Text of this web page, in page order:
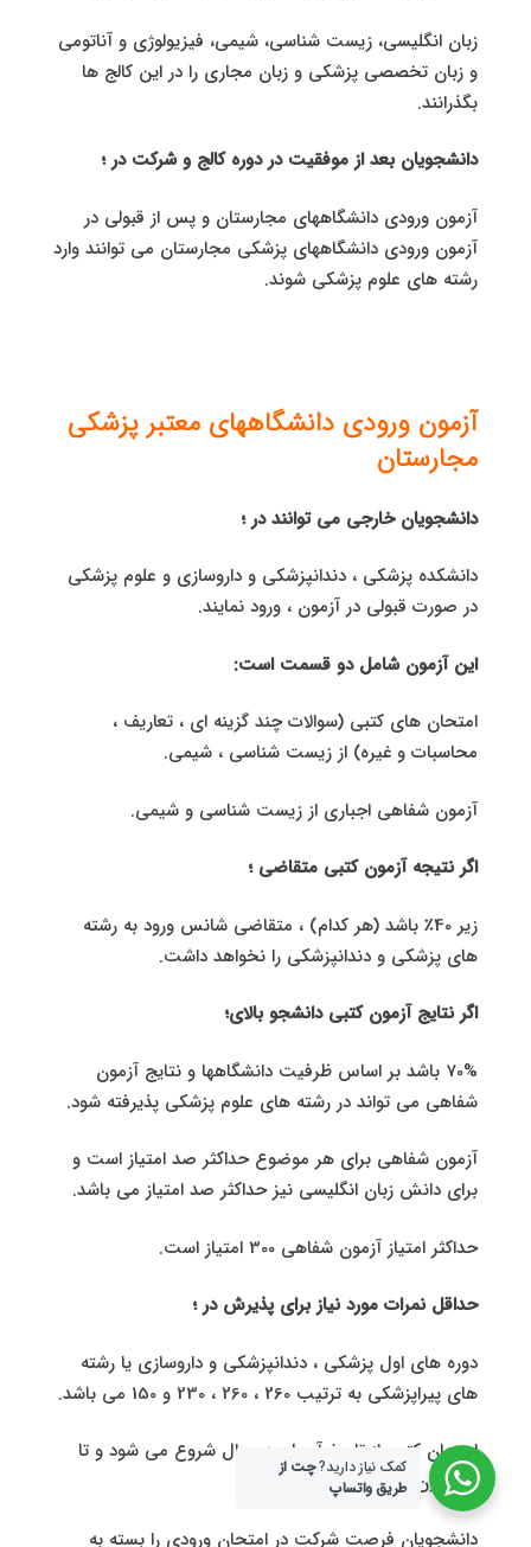
زبان انگلیسی، زیست شناسی، شیمی، فیزیولوژی و آناتومی
و زبان تخصصی پزشکی و زبان مجاری را در این کالج ها
بگذرانند.
دانشجویان بعد از موفقیت در دوره کالج و شرکت در ؛
آزمون ورودی دانشگاههای مجارستان و پس از قبولی در
آزمون ورودی دانشگاههای پزشکی مجارستان می توانند وارد
رشته های علوم پزشکی شوند.
آزمون ورودی دانشگاههای معتبر پزشکی
مجارستان
دانشجویان خارجی می توانند در ؛
دانشکده پزشکی ، دندانپزشکی و داروسازی و علوم پزشکی
در صورت قبولی در آزمون ، ورود نمایند.
این آزمون شامل دو قسمت است:
امتحان های کتبی (سوالات چند گزینه ای ، تعاریف ،
محاسبات و غیره) از زیست شناسی ، شیمی.
آزمون شفاهی اجباری از زیست شناسی و شیمی.
اگر نتیجه آزمون کتبی متقاضی ؛
زیر 40٪ باشد (هر کدام) ، متقاضی شانس ورود به رشته
های پزشکی و دندانپزشکی را نخواهد داشت.
اگر نتایج آزمون کتبی دانشجو بالای؛
70% باشد بر اساس ظرفیت دانشگاهها و نتایج آزمون
شفاهی می تواند در رشته های علوم پزشکی پذیرفته شود.
آزمون شفاهی برای هر موضوع حداکثر صد امتیاز است و
برای دانش زبان انگلیسی نیز حداکثر صد امتیاز می باشد.
حداکثر امتیاز آزمون شفاهی 300 امتیاز است.
حداقل نمرات مورد نیاز برای پذیرش در ؛
دوره های اول پزشکی ، دندانپزشکی و داروسازی یا رشته
های پیراپزشکی به ترتیب 260 ، 260 ، 230 و 150 می باشد.
امتحان کتبی از تاریخ آپریل هر سال شروع می شود و تا
ماه جون ادامه دارد.
دانشجویان فرصت شرکت در امتحان ورودی را بسته به
کمک نیاز دارید?چت از
طریق واتساپ